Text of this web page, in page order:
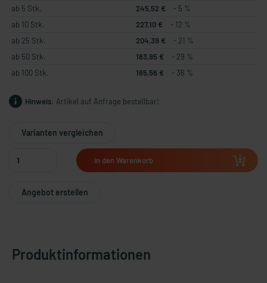
ab 5 Stk. 245,52 €
- 5 %
ab 10 Stk.
227,10 €
- 12 %
ab 25 Stk.
204,39 €
- 21 %
ab 50 Stk.
183,95 €
- 29 %
ab 100 Stk.
165,56 € - 36 %
Hinweis: Artikel auf Anfrage bestellbar!
Varianten vergleichen
In den Warenkorb
Angebot erstellen
Produktinformationen